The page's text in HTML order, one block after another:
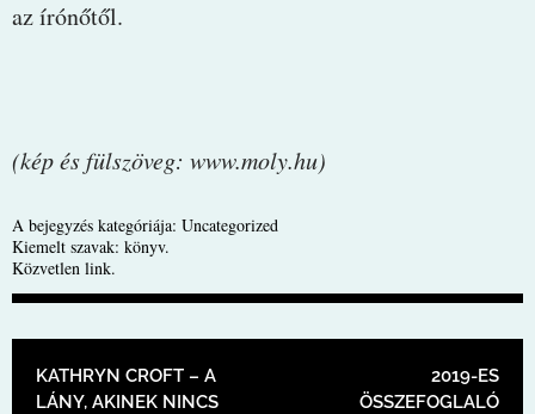
az írónőtől.
(kép és fülszöveg: www.moly.hu)
A bejegyzés kategóriája: Uncategorized
Kiemelt szavak: könyv.
Közvetlen link.
BEJEGYZÉS NAVIGÁCIÓ
KATHRYN CROFT – A
LÁNY, AKINEK NINCS
2019-ES
ÖSSZEFOGLALÓ